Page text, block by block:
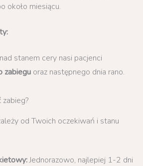
około miesiącu.
stanem cery nasi pacjenci
zabiegu oraz następnego dnia rano.
od Twoich oczekiwań i stanu
Jednorazowo, najlepiej 1-2 dni